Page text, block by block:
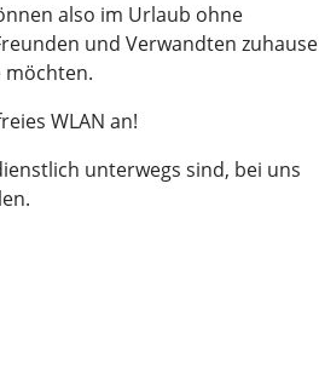
also im Urlaub ohne
und Verwandten zuhause
möchten.
WLAN an!
unterwegs sind, bei uns